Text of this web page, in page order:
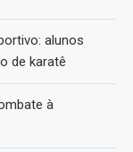
alunos
de karatê
à